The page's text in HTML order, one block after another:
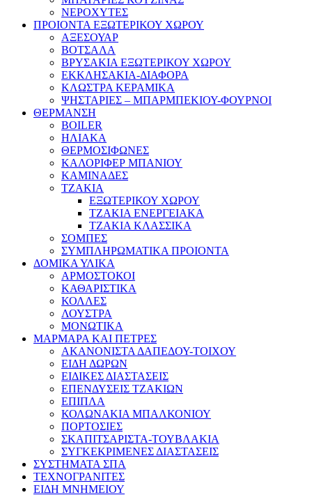
ΝΕΡΟΧΥΤΕΣ
ΠΡΟΙΟΝΤΑ ΕΞΩΤΕΡΙΚΟΥ ΧΩΡΟΥ
ΑΞΕΣΟΥΑΡ
ΒΟΤΣΑΛΑ
ΒΡΥΣΑΚΙΑ ΕΞΩΤΕΡΙΚΟΥ ΧΩΡΟΥ
ΕΚΚΛΗΣΑΚΙΑ-ΔΙΑΦΟΡΑ
ΚΛΩΣΤΡΑ ΚΕΡΑΜΙΚΑ
ΨΗΣΤΑΡΙΕΣ – ΜΠΑΡΜΠΕΚΙΟΥ-ΦΟΥΡΝΟΙ
ΘΕΡΜΑΝΣΗ
BOILER
ΗΛΙΑΚΑ
ΘΕΡΜΟΣΙΦΩΝΕΣ
ΚΑΛΟΡΙΦΕΡ ΜΠΑΝΙΟΥ
ΚΑΜΙΝΑΔΕΣ
ΤΖΑΚΙΑ
ΕΞΩΤΕΡΙΚΟΥ ΧΩΡΟΥ
ΤΖΑΚΙΑ ΕΝΕΡΓΕΙΑΚΑ
ΤΖΑΚΙΑ ΚΛΑΣΣΙΚΑ
ΣΟΜΠΕΣ
ΣΥΜΠΛΗΡΩΜΑΤΙΚΑ ΠΡΟΙΟΝΤΑ
ΔΟΜΙΚΑ ΥΛΙΚΑ
ΑΡΜΟΣΤΟΚΟΙ
ΚΑΘΑΡΙΣΤΙΚΑ
ΚΟΛΛΕΣ
ΛΟΥΣΤΡΑ
ΜΟΝΩΤΙΚΑ
ΜΑΡΜΑΡΑ ΚΑΙ ΠΕΤΡΕΣ
ΑΚΑΝΟΝΙΣΤΑ ΔΑΠΕΔΟΥ-ΤΟΙΧΟΥ
ΕΙΔΗ ΔΩΡΩΝ
ΕΙΔΙΚΕΣ ΔΙΑΣΤΑΣΕΙΣ
ΕΠΕΝΔΥΣΕΙΣ ΤΖΑΚΙΩΝ
ΕΠΙΠΛΑ
ΚΟΛΩΝΑΚΙΑ ΜΠΑΛΚΟΝΙΟΥ
ΠΟΡΤΟΣΙΕΣ
ΣΚΑΠΙΤΣΑΡΙΣΤΑ-ΤΟΥΒΛΑΚΙΑ
ΣΥΓΚΕΚΡΙΜΕΝΕΣ ΔΙΑΣΤΑΣΕΙΣ
ΣΥΣΤΗΜΑΤΑ ΣΠΑ
ΤΕΧΝΟΓΡΑΝΙΤΕΣ
ΕΙΔΗ ΜΝΗΜΕΙΟΥ